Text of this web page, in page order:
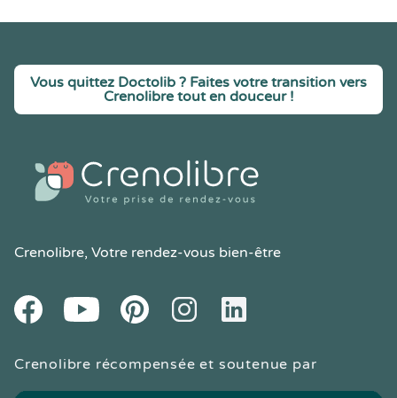
Vous quittez Doctolib ? Faites votre transition vers
Crenolibre tout en douceur !
Crenolibre, Votre rendez-vous bien-être
FacebookYoutube PinteresetInstagramLinkedIn
Crenolibre récompensée et soutenue par